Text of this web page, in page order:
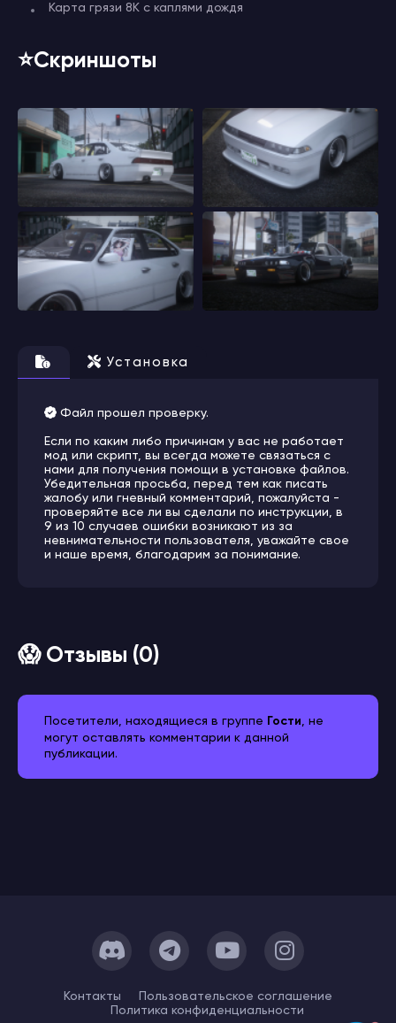
Карта грязи 8K с каплями дождя
⭐️Скриншоты
Установка
Файл прошел проверку.
Если по каким либо причинам у вас не работает
мод или скрипт, вы всегда можете связаться с
нами для получения помощи в установке файлов.
Убедительная просьба, перед тем как писать
жалобу или гневный комментарий, пожалуйста -
проверяйте все ли вы сделали по инструкции, в
9 из 10 случаев ошибки возникают из за
невнимательности пользователя, уважайте свое
и наше время, благодарим за понимание.
😱 Отзывы (0)
Посетители, находящиеся в группе Гости , не
могут оставлять комментарии к данной
публикации.
Контакты
Пользовательское cоглашение
Политика конфиденциальности